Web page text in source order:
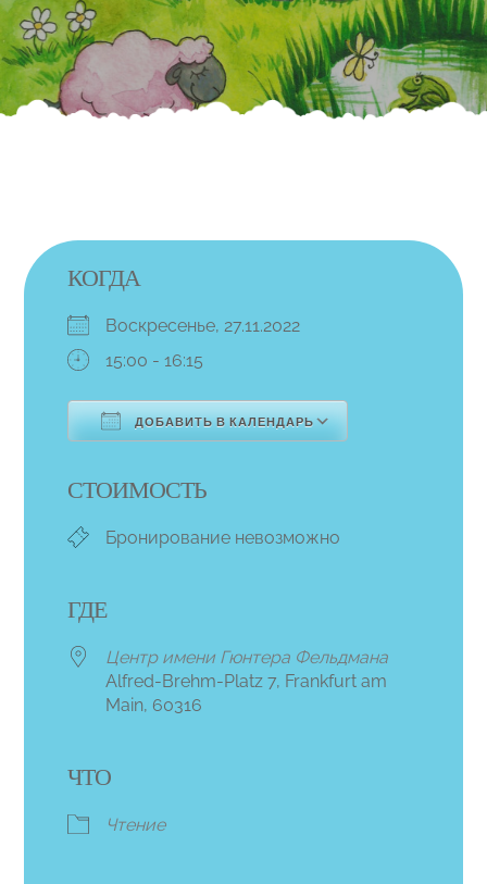
КОГДА
Воскресенье, 27.11.2022
15:00 - 16:15
ДОБАВИТЬ В КАЛЕНДАРЬ
СТОИМОСТЬ
Бронирование невозможно
ГДЕ
Центр имени Гюнтера Фельдмана
Alfred-Brehm-Platz 7, Frankfurt am
Main, 60316
ЧТО
Чтение